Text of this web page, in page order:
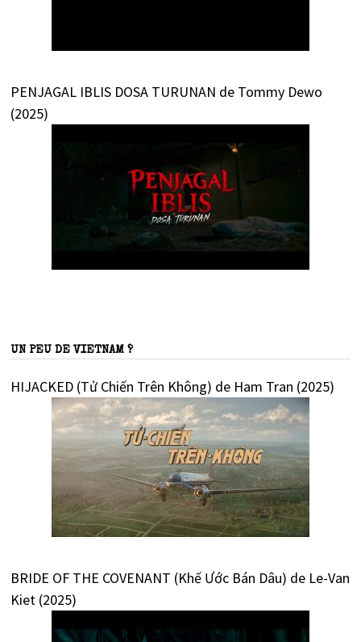
PENJAGAL IBLIS DOSA TURUNAN de Tommy Dewo
(2025)
UN PEU DE VIETNAM ?
HIJACKED (Tử Chiến Trên Không) de Ham Tran (2025)
BRIDE OF THE COVENANT (Khế Ước Bán Dâu) de Le-Van
Kiet (2025)